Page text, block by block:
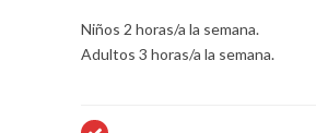
Niños 2 horas/a la semana.
Adultos 3 horas/a la semana.